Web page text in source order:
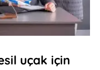
uçak için